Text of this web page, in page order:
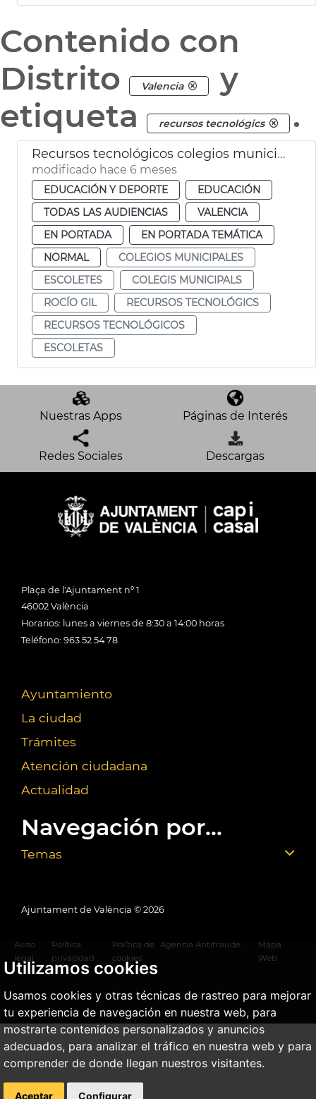
Utilizamos cookies
Usamos cookies y otras técnicas de rastreo para mejorar
tu experiencia de navegación en nuestra web, para
mostrarte contenidos personalizados y anuncios
adecuados, para analizar el tráfico en nuestra web y para
comprender de donde llegan nuestros visitantes.
Aceptar Configurar
Contenido con
Distrito
Valencia
y
etiqueta
recursos tecnológics .
Recursos tecnológicos colegios municipales València
modificado hace 6 meses
EDUCACIÓN Y DEPORTE
EDUCACIÓN
TODAS LAS AUDIENCIAS
VALENCIA
EN PORTADA
EN PORTADA TEMÁTICA
NORMAL
COLEGIOS MUNICIPALES
ESCOLETES
COLEGIS MUNICIPALS
ROCÍO GIL
RECURSOS TECNOLÓGICS
RECURSOS TECNOLÓGICOS
ESCOLETAS
Nuestras Apps Páginas de Interés
Redes Sociales Descargas
Plaça de l'Ajuntament nº 1
46002 València
Horarios: lunes a viernes de 8:30 a 14:00 horas
Teléfono: 963 52 54 78
Ayuntamiento
La ciudad
Trámites
Atención ciudadana
Actualidad
Navegación por...
Temas
Ajuntament de València © 2026
Aviso
legal
Política
privacidad
Política de
cookies
Agencia Antifraude
Mapa
Web